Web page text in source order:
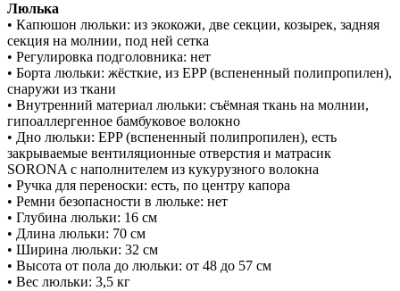
Люлька
• Капюшон люльки: из экокожи, две секции, козырек, задняя
секция на молнии, под ней сетка
• Регулировка подголовника: нет
• Борта люльки: жёсткие, из EPP (вспененный полипропилен),
снаружи из ткани
• Внутренний материал люльки: съёмная ткань на молнии,
гипоаллергенное бамбуковое волокно
• Дно люльки: EPP (вспененный полипропилен), есть
закрываемые вентиляционные отверстия и матрасик
SORONA с наполнителем из кукурузного волокна
• Ручка для переноски: есть, по центру капора
• Ремни безопасности в люльке: нет
• Глубина люльки: 16 см
• Длина люльки: 70 см
• Ширина люльки: 32 см
• Высота от пола до люльки: от 48 до 57 см
• Вес люльки: 3,5 кг